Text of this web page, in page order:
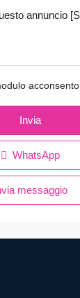
acconsento
Invia
WhatsApp
messaggio